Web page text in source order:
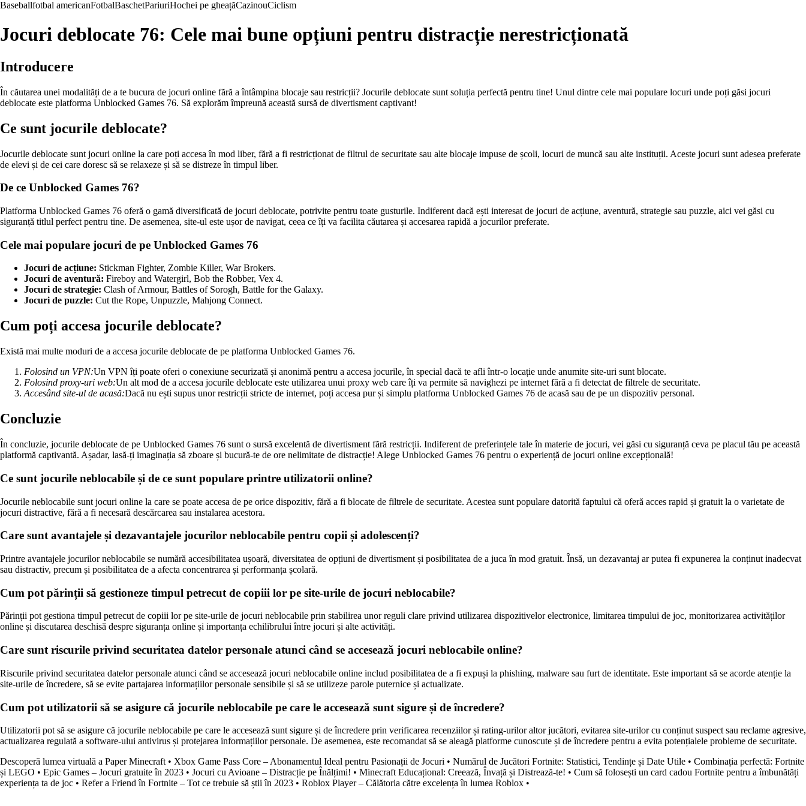
Baseballfotbal americanFotbalBaschetPariuriHochei pe gheațăCazinouCiclism
Jocuri deblocate 76: Cele mai bune opțiuni pentru distracție nerestricționată
Introducere
În căutarea unei modalități de a te bucura de jocuri online fără a întâmpina blocaje sau restricții? Jocurile deblocate sunt soluția perfectă pentru tine! Unul dintre cele mai populare locuri unde poți găsi jocuri
deblocate este platforma Unblocked Games 76. Să explorăm împreună această sursă de divertisment captivant!
Ce sunt jocurile deblocate?
Jocurile deblocate sunt jocuri online la care poți accesa în mod liber, fără a fi restricționat de filtrul de securitate sau alte blocaje impuse de școli, locuri de muncă sau alte instituții. Aceste jocuri sunt adesea preferate
de elevi și de cei care doresc să se relaxeze și să se distreze în timpul liber.
De ce Unblocked Games 76?
Platforma Unblocked Games 76 oferă o gamă diversificată de jocuri deblocate, potrivite pentru toate gusturile. Indiferent dacă ești interesat de jocuri de acțiune, aventură, strategie sau puzzle, aici vei găsi cu
siguranță titlul perfect pentru tine. De asemenea, site-ul este ușor de navigat, ceea ce îți va facilita căutarea și accesarea rapidă a jocurilor preferate.
Cele mai populare jocuri de pe Unblocked Games 76
Jocuri de acțiune: Stickman Fighter, Zombie Killer, War Brokers.
Jocuri de aventură: Fireboy and Watergirl, Bob the Robber, Vex 4.
Jocuri de strategie: Clash of Armour, Battles of Sorogh, Battle for the Galaxy.
Jocuri de puzzle: Cut the Rope, Unpuzzle, Mahjong Connect.
Cum poți accesa jocurile deblocate?
Există mai multe moduri de a accesa jocurile deblocate de pe platforma Unblocked Games 76.
Folosind un VPN:Un VPN îți poate oferi o conexiune securizată și anonimă pentru a accesa jocurile, în special dacă te afli într-o locație unde anumite site-uri sunt blocate.
Folosind proxy-uri web:Un alt mod de a accesa jocurile deblocate este utilizarea unui proxy web care îți va permite să navighezi pe internet fără a fi detectat de filtrele de securitate.
Accesând site-ul de acasă:Dacă nu ești supus unor restricții stricte de internet, poți accesa pur și simplu platforma Unblocked Games 76 de acasă sau de pe un dispozitiv personal.
Concluzie
În concluzie, jocurile deblocate de pe Unblocked Games 76 sunt o sursă excelentă de divertisment fără restricții. Indiferent de preferințele tale în materie de jocuri, vei găsi cu siguranță ceva pe placul tău pe această
platformă captivantă. Așadar, lasă-ți imaginația să zboare și bucură-te de ore nelimitate de distracție! Alege Unblocked Games 76 pentru o experiență de jocuri online excepțională!
Ce sunt jocurile neblocabile și de ce sunt populare printre utilizatorii online?
Jocurile neblocabile sunt jocuri online la care se poate accesa de pe orice dispozitiv, fără a fi blocate de filtrele de securitate. Acestea sunt populare datorită faptului că oferă acces rapid și gratuit la o varietate de
jocuri distractive, fără a fi necesară descărcarea sau instalarea acestora.
Care sunt avantajele și dezavantajele jocurilor neblocabile pentru copii și adolescenți?
Printre avantajele jocurilor neblocabile se numără accesibilitatea ușoară, diversitatea de opțiuni de divertisment și posibilitatea de a juca în mod gratuit. Însă, un dezavantaj ar putea fi expunerea la conținut inadecvat
sau distractiv, precum și posibilitatea de a afecta concentrarea și performanța școlară.
Cum pot părinții să gestioneze timpul petrecut de copiii lor pe site-urile de jocuri neblocabile?
Părinții pot gestiona timpul petrecut de copiii lor pe site-urile de jocuri neblocabile prin stabilirea unor reguli clare privind utilizarea dispozitivelor electronice, limitarea timpului de joc, monitorizarea activităților
online și discutarea deschisă despre siguranța online și importanța echilibrului între jocuri și alte activități.
Care sunt riscurile privind securitatea datelor personale atunci când se accesează jocuri neblocabile online?
Riscurile privind securitatea datelor personale atunci când se accesează jocuri neblocabile online includ posibilitatea de a fi expuși la phishing, malware sau furt de identitate. Este important să se acorde atenție la
site-urile de încredere, să se evite partajarea informațiilor personale sensibile și să se utilizeze parole puternice și actualizate.
Cum pot utilizatorii să se asigure că jocurile neblocabile pe care le accesează sunt sigure și de încredere?
Utilizatorii pot să se asigure că jocurile neblocabile pe care le accesează sunt sigure și de încredere prin verificarea recenziilor și rating-urilor altor jucători, evitarea site-urilor cu conținut suspect sau reclame agresive,
actualizarea regulată a software-ului antivirus și protejarea informațiilor personale. De asemenea, este recomandat să se aleagă platforme cunoscute și de încredere pentru a evita potențialele probleme de securitate.
Descoperă lumea virtuală a Paper Minecraft • Xbox Game Pass Core – Abonamentul Ideal pentru Pasionații de Jocuri • Numărul de Jucători Fortnite: Statistici, Tendințe și Date Utile • Combinația perfectă: Fortnite
și LEGO • Epic Games – Jocuri gratuite în 2023 • Jocuri cu Avioane – Distracție pe Înălțimi! • Minecraft Educațional: Creează, Învață și Distrează-te! • Cum să folosești un card cadou Fortnite pentru a îmbunătăți
experiența ta de joc • Refer a Friend în Fortnite – Tot ce trebuie să știi în 2023 • Roblox Player – Călătoria către excelența în lumea Roblox •